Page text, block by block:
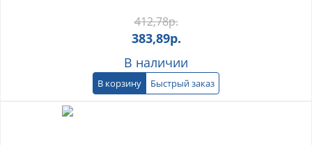
412,78р.
383,89р.
В наличии
В корзину Быстрый заказ